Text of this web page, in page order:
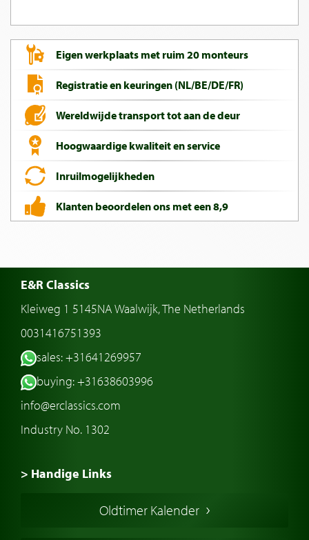
Eigen werkplaats met ruim 20 monteurs
Registratie en keuringen (NL/BE/DE/FR)
Wereldwijde transport tot aan de deur
Hoogwaardige kwaliteit en service
Inruilmogelijkheden
Klanten beoordelen ons met een 8,9
E&R Classics
Kleiweg 1 5145NA Waalwijk, The Netherlands
0031416751393
sales: +31641269957
buying: +31638603996
info@erclassics.com
Industry No. 1302
> Handige Links
Oldtimer Kalender